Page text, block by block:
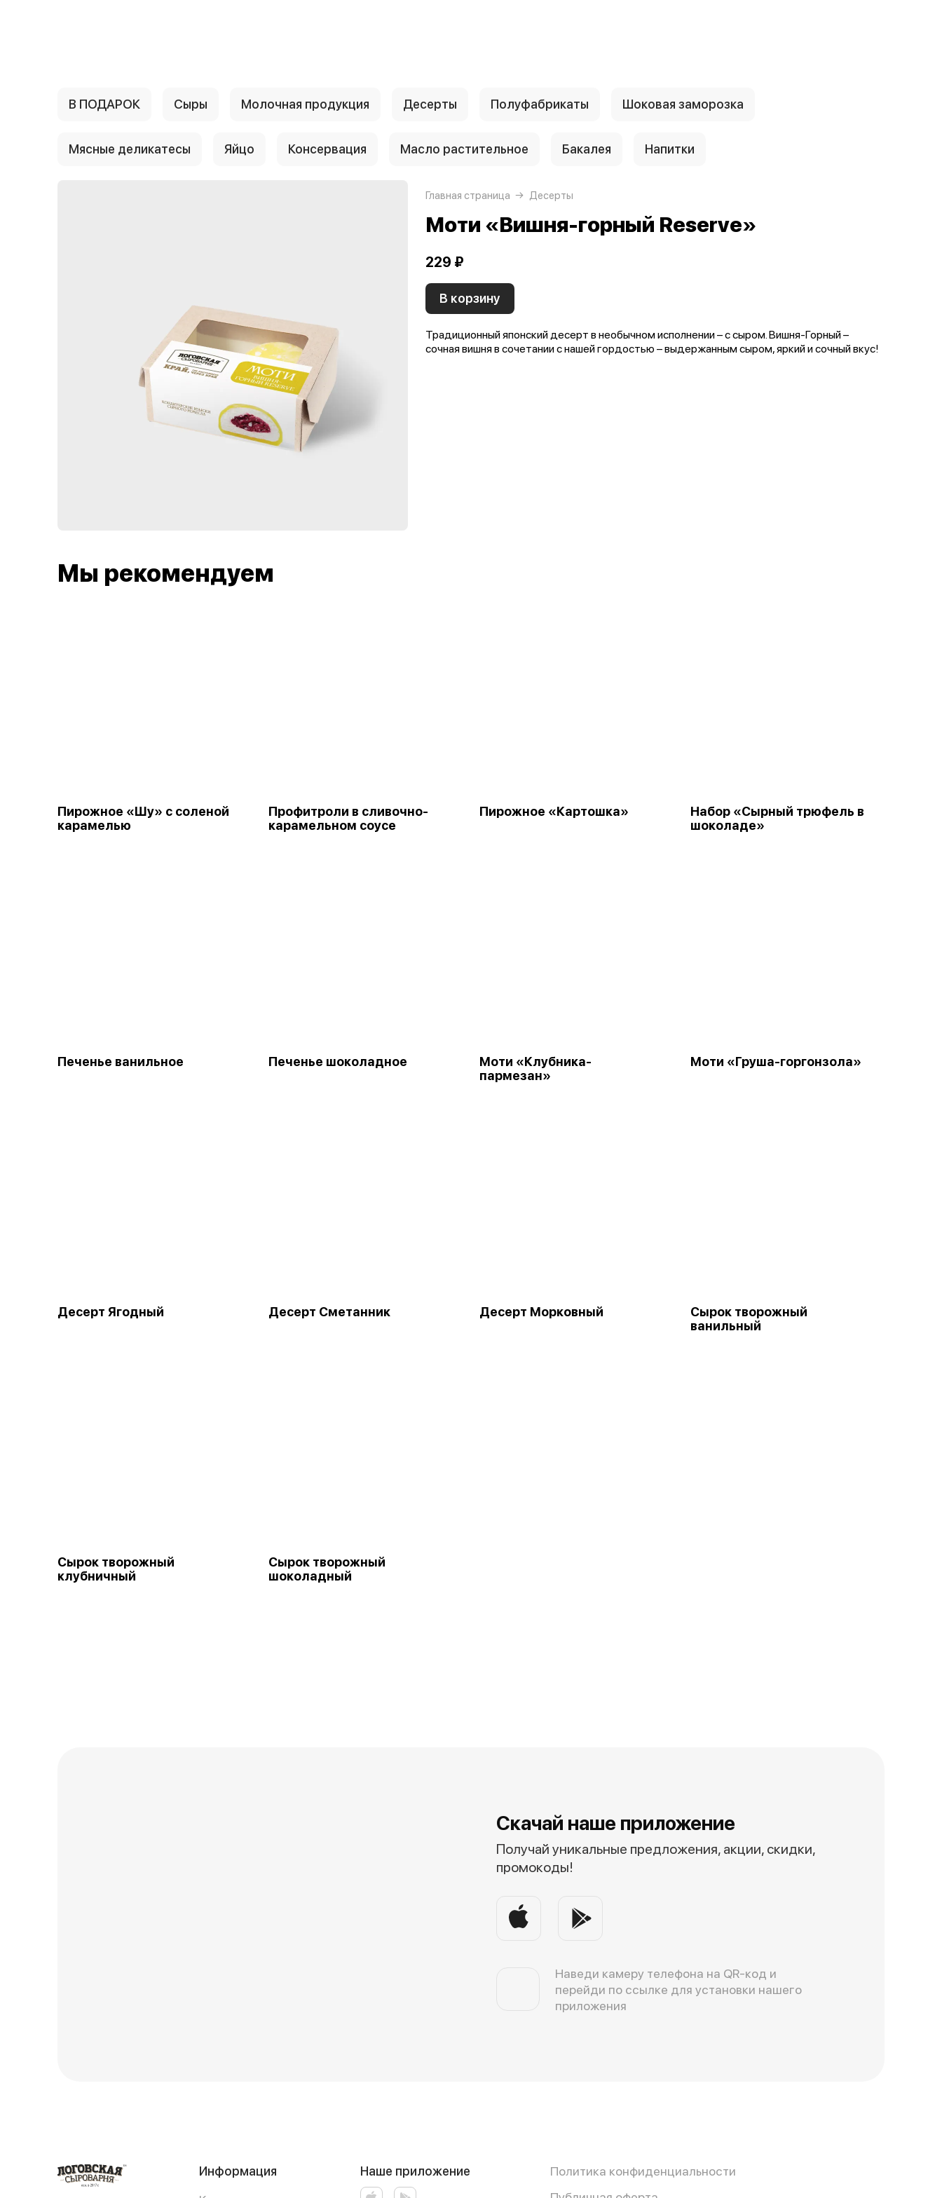
В ПОДАРОК Сыры Молочная продукция Десерты Полуфабрикаты Шоковая заморозка
Мясные деликатесы Яйцо Консервация Масло растительное Бакалея Напитки
Главная страница Десерты
Моти «Вишня-горный Reserve»
229 ₽
В корзину
Традиционный японский десерт в необычном исполнении – с сыром. Вишня-Горный –
сочная вишня в сочетании с нашей гордостью – выдержанным сыром, яркий и сочный вкус!
Мы рекомендуем
Пирожное «Шу» с соленой
карамелью
Профитроли в сливочно-
карамельном соусе
Пирожное «Картошка»
Набор «Сырный трюфель в
шоколаде»
Печенье ванильное Печенье шоколадное
Моти «Клубника-
пармезан»
Моти «Груша-горгонзола»
Десерт Ягодный Десерт Сметанник Десерт Морковный
Сырок творожный
ванильный
Сырок творожный
клубничный
Сырок творожный
шоколадный
Скачай наше приложение
Получай уникальные предложения, акции, скидки,
промокоды!
Наведи камеру телефона на QR-код и
перейди по ссылке для установки нашего
приложения
Информация
Наше приложение
Политика конфиденциальности